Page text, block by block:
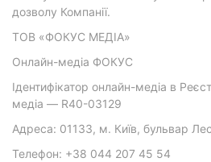
дозволу Компанії.
ТОВ «ФОКУС МЕДІА»
Онлайн-медіа ФОКУС
Ідентифікатор онлайн-медіа в
медіа — R40-03129
Адреса: 01133, м. Київ, бульвар
Телефон: +38 044 207 45 54